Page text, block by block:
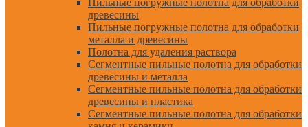
Пильные погружные полотна для обработки
древесины
Пильные погружные полотна для обработки
металла и древесины
Полотна для удаления раствора
Сегментные пильные полотна для обработки
древесины и металла
Сегментные пильные полотна для обработки
древесины и пластика
Сегментные пильные полотна для обработки